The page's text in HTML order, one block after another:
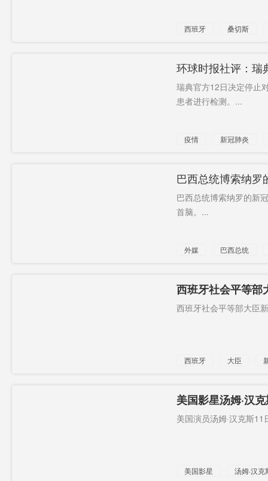
西班牙 桑切斯
环球时报社评：瑞
瑞典官方12日决定停止
患者进行检测。...
疫情 新冠肺炎
巴西总统博索纳罗
冠肺炎的国家
巴西总统博索纳罗的新
首脑。...
外媒
巴西总统
西班牙社会平等部
相正隔离
西班牙社会平等部大臣
西班牙 大臣
美国影星汤姆·汉
美国演员汤姆·汉克斯
美国影星
汤姆·汉克